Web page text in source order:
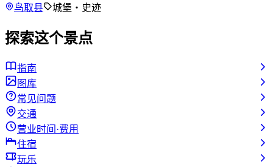
鸟取县 城堡・史迹
探索这个景点
指南
图库
常见问题
交通
营业时间·费用
住宿
玩乐